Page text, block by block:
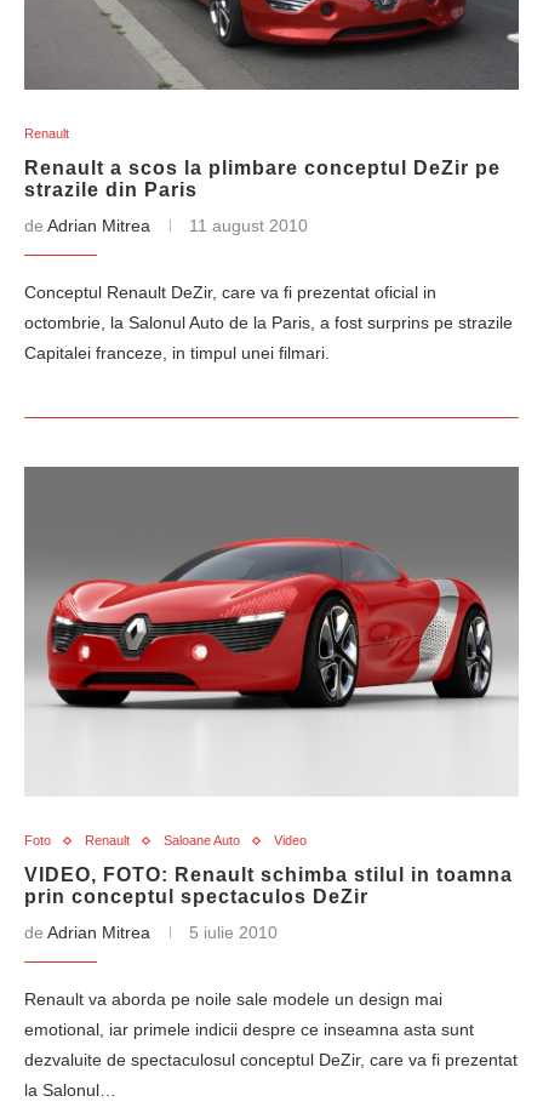
Renault
Renault a scos la plimbare conceptul DeZir pe
strazile din Paris
de Adrian Mitrea 11 august 2010
Conceptul Renault DeZir, care va fi prezentat oficial in
octombrie, la Salonul Auto de la Paris, a fost surprins pe strazile
Capitalei franceze, in timpul unei filmari.
Foto Renault Saloane Auto Video
VIDEO, FOTO: Renault schimba stilul in toamna
prin conceptul spectaculos DeZir
de Adrian Mitrea 5 iulie 2010
Renault va aborda pe noile sale modele un design mai
emotional, iar primele indicii despre ce inseamna asta sunt
dezvaluite de spectaculosul conceptul DeZir, care va fi prezentat
la Salonul…